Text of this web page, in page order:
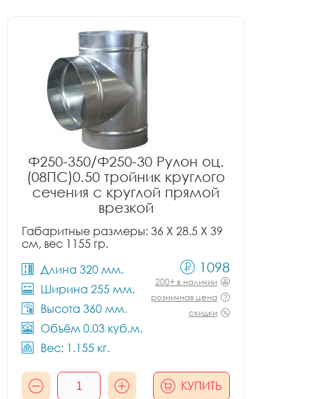
Ф250-350/Ф250-30 Рулон оц.
(08ПС)0.50 тройник круглого
сечения с круглой прямой
врезкой
Габаритные размеры: 36 X 28.5 X 39
см, вес 1155 гр.
Длина 320 мм.
Ширина 255 мм.
Высота 360 мм.
Объём 0.03 куб.м.
Вес: 1.155 кг.
1098
200+ в наличии
розничная цена
скидки
КУПИТЬ